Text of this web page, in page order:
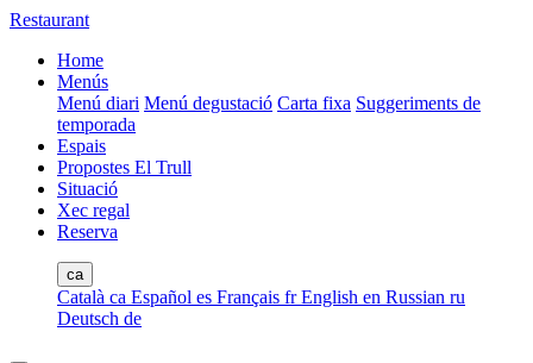
Restaurant
Home
Menús
Menú diari Menú degustació Carta fixa Suggeriments de
temporada
Espais
Propostes El Trull
Situació
Xec regal
Reserva
ca
Català ca Español es Français fr English en Russian ru
Deutsch de